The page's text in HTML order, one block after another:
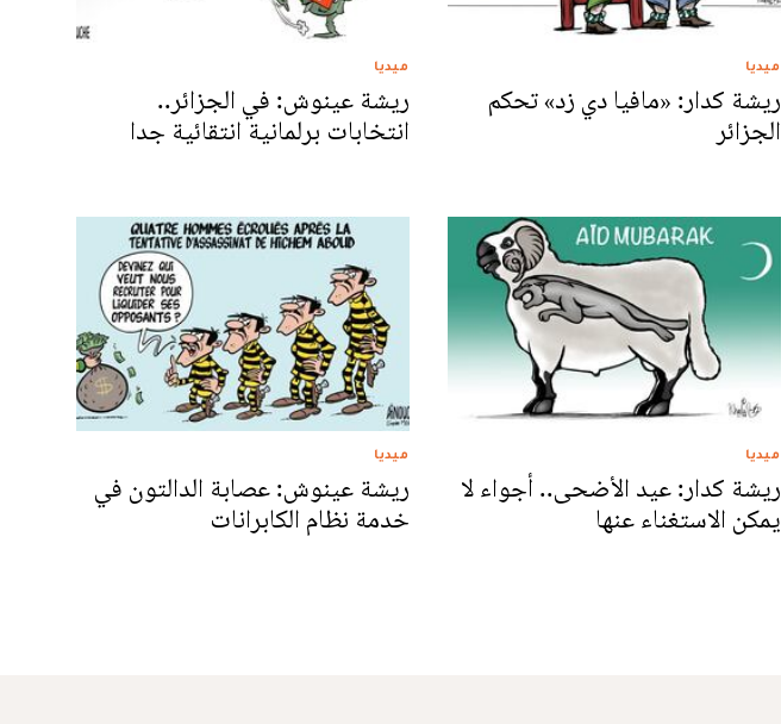
ميديا
ريشة كدار: «مافيا دي زد» تحكم
الجزائر
ميديا
ريشة عينوش: في الجزائر..
انتخابات برلمانية انتقائية جدا
ميديا
ريشة كدار: عيد الأضحى.. أجواء لا
يمكن الاستغناء عنها
ميديا
ريشة عينوش: عصابة الدالتون في
خدمة نظام الكابرانات